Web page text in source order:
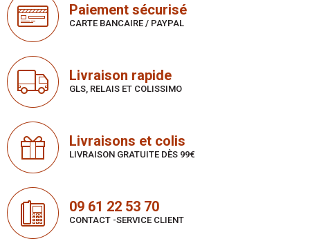
Paiement sécurisé
CARTE BANCAIRE / PAYPAL
Livraison rapide
GLS, RELAIS ET COLISSIMO
Livraisons et colis
LIVRAISON GRATUITE DÈS 99€
09 61 22 53 70
CONTACT -SERVICE CLIENT